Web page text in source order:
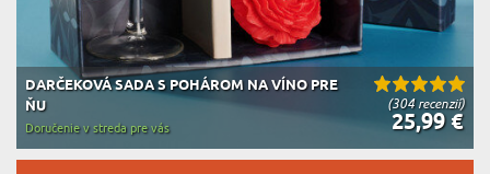
(304 recenzií)
DARČEKOVÁ SADA S POHÁROM NA VÍNO PRE
ŇU
25,99 €
Doručenie v streda pre vás